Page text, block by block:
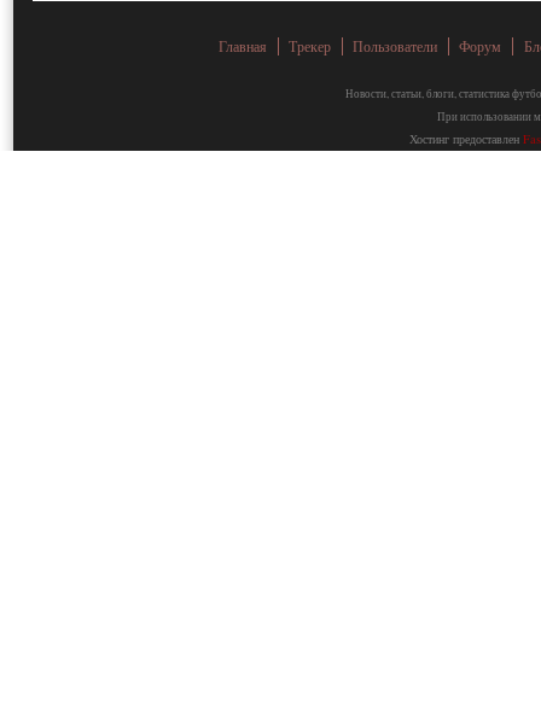
Главная Трекер Пользователи Форум
Новости, статьи, блоги, статистика
При использовании
Хостинг предоставлен